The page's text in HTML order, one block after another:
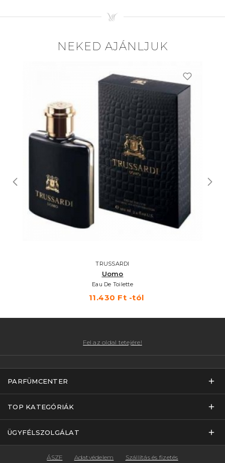
NEKED AJÁNLJUK
TRUSSARDI
Uomo
Eau De Toilette
11.430 Ft -tól
Fel az oldal tetejére!
PARFÜMCENTER
TOP KATEGÓRIÁK
ÜGYFÉLSZOLGÁLAT
ÁSZF Adatvédelem Szállítás és fizetés